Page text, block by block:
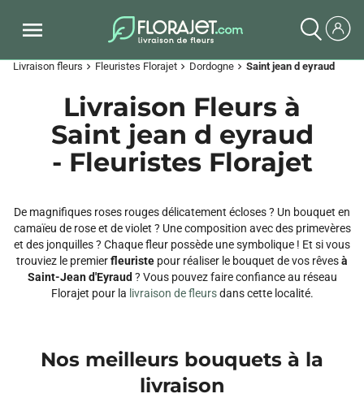
Livraison fleurs chevron_right Fleuristes Florajet chevron_right Dordogne chevron_right Saint jean d eyraud
Livraison Fleurs à
Saint jean d eyraud
- Fleuristes Florajet
De magnifiques roses rouges délicatement écloses ? Un bouquet en
camaïeu de rose et de violet ? Une composition avec des primevères
et des jonquilles ? Chaque fleur possède une symbolique ! Et si vous
trouviez le premierfleuriste pour réaliser le bouquet de vos rêvesà
Saint-Jean d'Eyraud ? Vous pouvez faire confiance au réseau
Florajet pour la livraison de fleursdans cette localité.
Nos meilleurs bouquets à la
livraison